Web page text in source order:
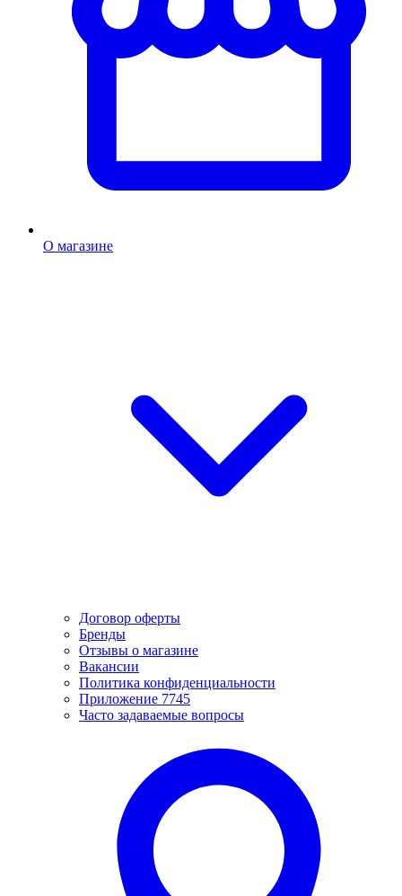
О магазине
Договор оферты
Бренды
Отзывы о магазине
Вакансии
Политика конфиденциальности
Приложение 7745
Часто задаваемые вопросы